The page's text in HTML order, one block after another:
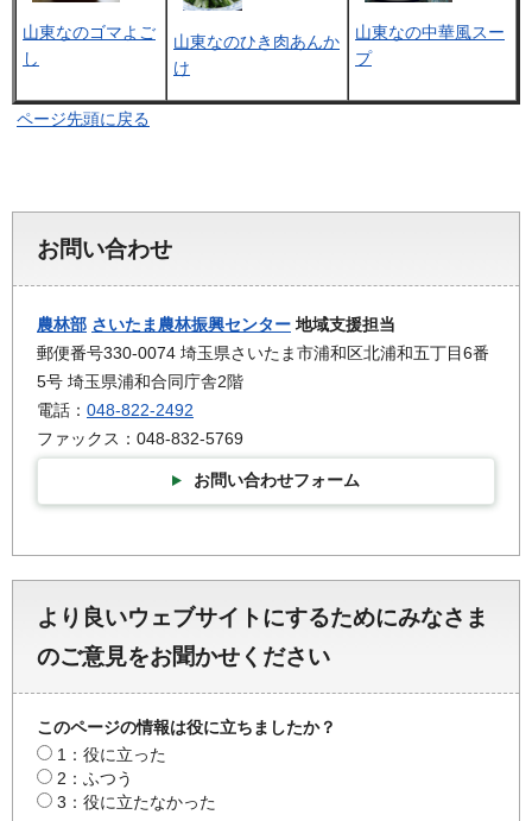
山東なのゴマよご
し
山東なのひき肉あんか
け
山東なの中華風スー
プ
ページ先頭に戻る
お問い合わせ
農林部 さいたま農林振興センター 地域支援担当
郵便番号330-0074 埼玉県さいたま市浦和区北浦和五丁目6番
5号 埼玉県浦和合同庁舎2階
電話： 048-822-2492
ファックス：048-832-5769
お問い合わせフォーム
より良いウェブサイトにするためにみなさま
のご意見をお聞かせください
このページの情報は役に立ちましたか？
1：役に立った
2：ふつう
3：役に立たなかった